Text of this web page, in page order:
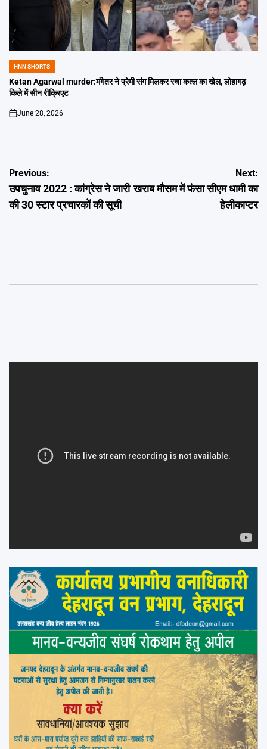
POSTED
IN
HNN SHORTS
Ketan Agarwal murder:मंगेतर ने प्रेमी संग मिलकर रचा कत्ल का खेल, लोहागढ़
किले में सीन रीक्रिएट
on
June 28, 2026
Post
navigation
Previous:
उपचुनाव 2022 : कांग्रेस ने जारी
की 30 स्टार प्रचारकों की सूची
Next:
खराब मौसम में फंसा सीएम धामी का
हेलीकाप्टर